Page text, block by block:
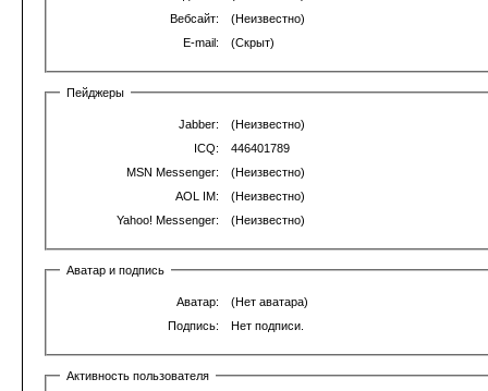
Вебсайт:
(Неизвестно)
E-mail:
(Скрыт)
Пейджеры
Jabber:
(Неизвестно)
ICQ:
446401789
MSN Messenger:
(Неизвестно)
AOL IM:
(Неизвестно)
Yahoo! Messenger:
(Неизвестно)
Аватар и подпись
Аватар:
(Нет аватара)
Подпись:
Нет подписи.
Активность пользователя